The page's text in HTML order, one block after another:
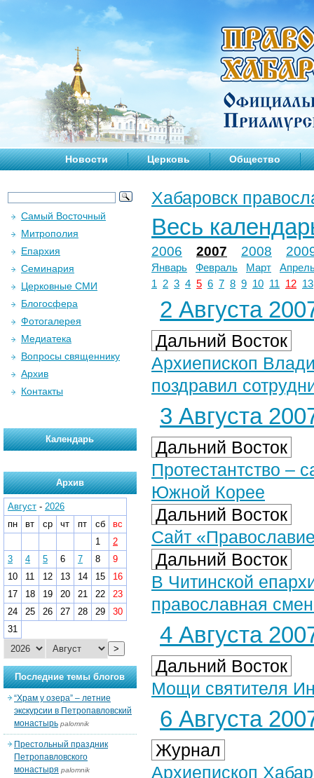
Новости Церковь Общество
Хабаровск
Весь
2006 2007 2008
Январь Февраль Март
1
2 3 4 5 6 7 8 9 10 11 12 13
2 Августа
Дальний Восток
Архиепископ
поздравил
3 Августа
Дальний Восток
Протестантство –
Южной Корее
Дальний Восток
Сайт
Дальний Восток
В Читинской
православная
4 Августа
Дальний Восток
Мощи святителя
6 Августа
Журнал
Архиепископ
Самый Восточный
Митрополия
Епархия
Семинария
Церковные СМИ
Блогосфера
Фотогалерея
Медиатека
Вопросы священнику
Архив
Контакты
Календарь
Архив
Август - 2026
пн
вт ср чт пт сб
вс
1
2
3
4 5 6 7 8
9
10
11 12 13 14 15
16
17
18 19 20 21 22
23
24
25 26 27 28 29
30
31
>
Последние темы блогов
“Храм у озера” – летние
экскурсии в Петропавловский
монастырь palomnik
Престольный праздник
Петропавловского
монастыря palomnik